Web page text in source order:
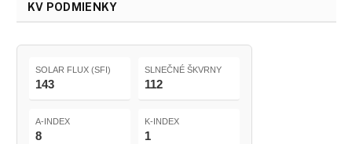
KV PODMIENKY
SOLAR FLUX (SFI)
143
SLNEČNÉ ŠKVRNY
112
A-INDEX
8
K-INDEX
1